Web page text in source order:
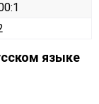
языке